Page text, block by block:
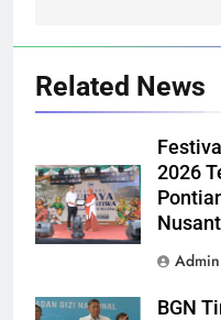
Related News
2026
Admin
BGN